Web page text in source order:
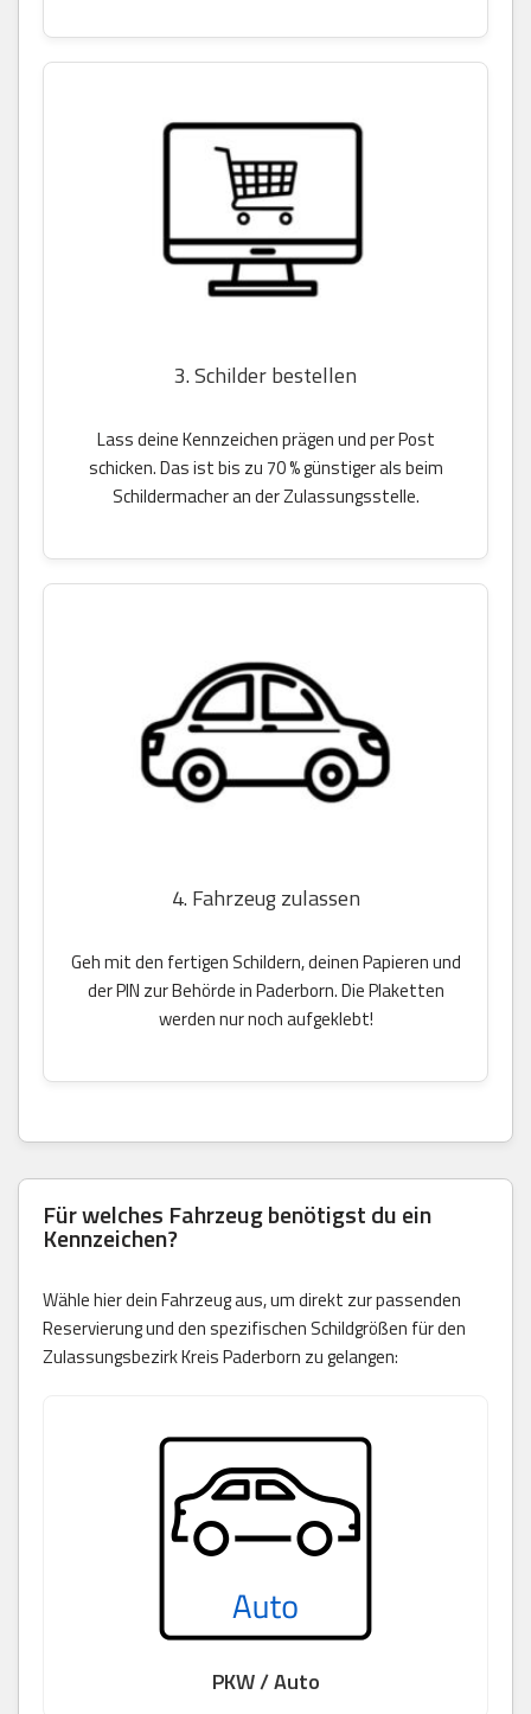
3. Schilder bestellen
Lass deine Kennzeichen prägen und per Post
schicken. Das ist bis zu 70 % günstiger als beim
Schildermacher an der Zulassungsstelle.
4. Fahrzeug zulassen
Geh mit den fertigen Schildern, deinen Papieren und
der PIN zur Behörde in Paderborn. Die Plaketten
werden nur noch aufgeklebt!
Für welches Fahrzeug benötigst du ein
Kennzeichen?
Wähle hier dein Fahrzeug aus, um direkt zur passenden
Reservierung und den spezifischen Schildgrößen für den
Zulassungsbezirk Kreis Paderborn zu gelangen:
PKW / Auto